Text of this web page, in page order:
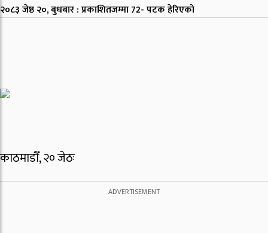
२०८३ जेष्ठ २०, बुधबार : प्रकाशितजम्मा72- पटक हेरिएको
काठमाडौँ, २० जेठः